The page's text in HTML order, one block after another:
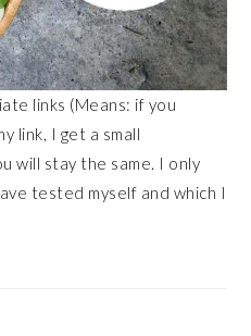
links (Means: if you
link, I get a small
will stay the same. I only
tested myself and which I